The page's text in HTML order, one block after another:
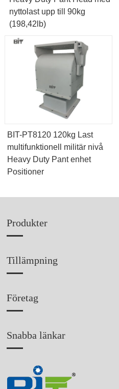
nyttolast upp till 90kg
(198,42lb)
BIT-PT8120 120kg Last
multifunktionell militär nivå
Heavy Duty Pant enhet
Positioner
Produkter
Tillämpning
Företag
Snabba länkar